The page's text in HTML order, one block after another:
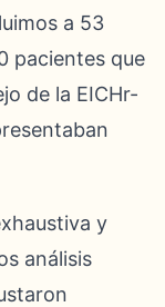
a 53
pacientes que
de la EICHr-
y
análisis